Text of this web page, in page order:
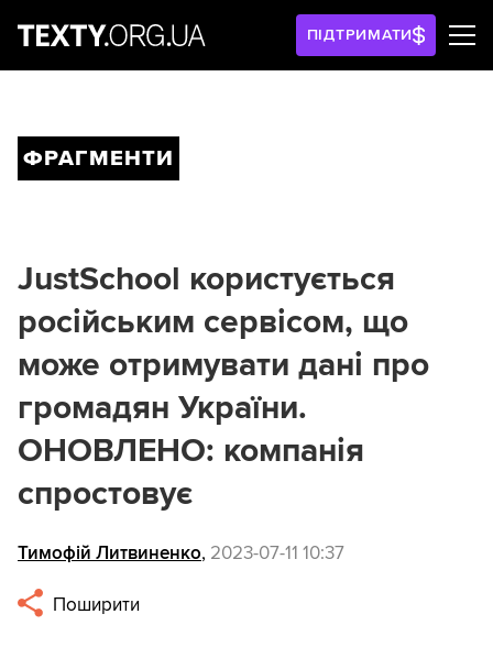
ПІДТРИМАТИ
ФРАГМЕНТИ
JustSchool користується
російським сервісом, що
може отримувати дані про
громадян України.
ОНОВЛЕНО: компанія
спростовує
Тимофій Литвиненко, 2023-07-11 10:37
Поширити